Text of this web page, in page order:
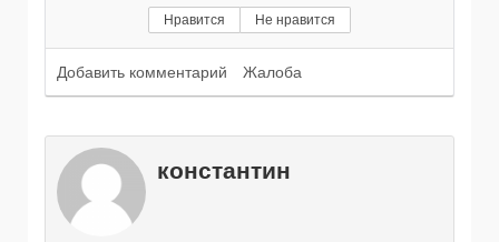
Нравится Не нравится
Добавить комментарий Жалоба
константин